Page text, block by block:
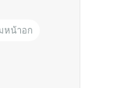
หน้าอก